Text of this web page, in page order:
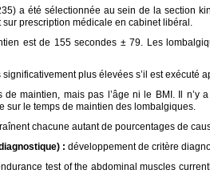
a été sélectionnée au sein de la section
prescription médicale en cabinet libéral.
est de 155 secondes ± 79. Les
plus élevées s’il est exécuté
maintien, mais pas l’âge ni le BMI. Il n’y
sur le temps de maintien des lombalgiques.
chacune autant de pourcentages de
: développement de critère
test of the abdominal muscles